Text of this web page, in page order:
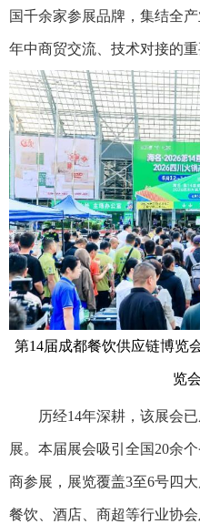
国千余家参展品牌，集结全
年中商贸交流、技术对接的重
第14届成都餐饮供应链博览
览
历经14年深耕，该展会已
展。本届展会吸引全国20余
商参展，展览覆盖3至6号四
餐饮、酒店、商超等行业协